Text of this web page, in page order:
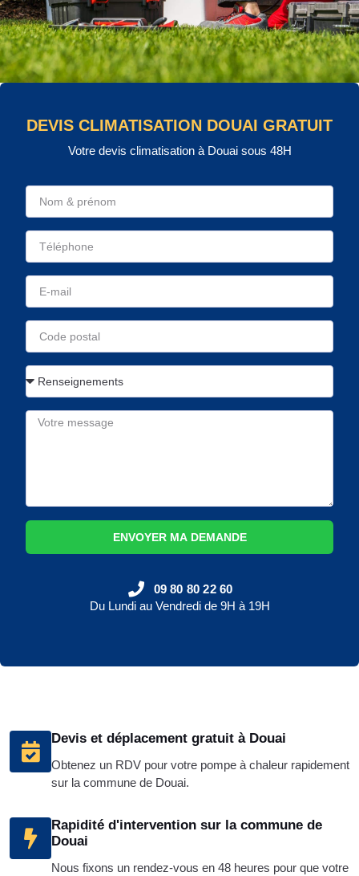
Devis et déplacement gratuit à Douai
Obtenez un RDV pour votre pompe à chaleur rapidement
sur la commune de Douai.
Rapidité d'intervention sur la commune de
Douai
Nous fixons un rendez-vous en 48 heures pour que votre
DEVIS CLIMATISATION DOUAI GRATUIT
Votre devis climatisation à Douai sous 48H
ENVOYER MA DEMANDE
09 80 80 22 60
Du Lundi au Vendredi de 9H à 19H